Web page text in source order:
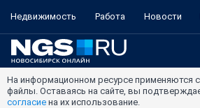
Недвижимость Работа Новости
На информационном ресурсе применяются
файлы. Оставаясь на сайте, вы
согласие на их использование.